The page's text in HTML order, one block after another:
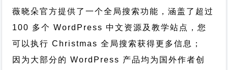
薇晓朵官方提供了一个全局搜索功能，涵盖了超过
100 多个 WordPress 中文资源及教学站点，您
可以执行 Christmas 全局搜索获得更多信息；
因为大部分的 WordPress 产品均为国外作者创